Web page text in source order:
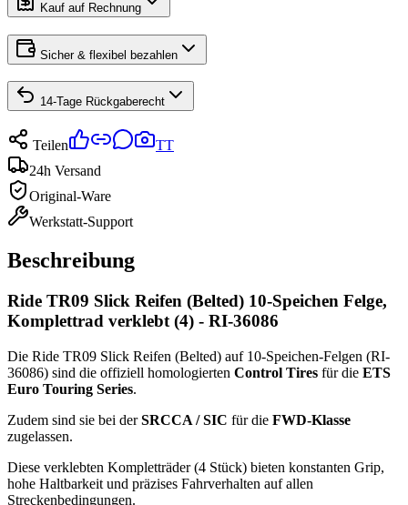
Kauf auf Rechnung
Sicher & flexibel bezahlen
14-Tage Rückgaberecht
Teilen
TT
24h Versand
Original-Ware
Werkstatt-Support
Beschreibung
Ride TR09 Slick Reifen (Belted) 10-Speichen Felge,
Komplettrad verklebt (4) - RI-36086
Die Ride TR09 Slick Reifen (Belted) auf 10-Speichen-Felgen (RI-
36086) sind die offiziell homologierten Control Tires für die ETS
Euro Touring Series.
Zudem sind sie bei derSRCCA / SIC für die FWD-Klasse
zugelassen.
Diese verklebten Kompletträder (4 Stück) bieten konstanten Grip,
hohe Haltbarkeit und präzises Fahrverhalten auf allen
Streckenbedingungen.